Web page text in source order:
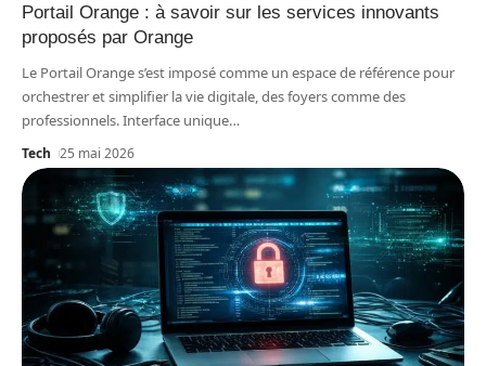
Portail Orange : à savoir sur les services innovants
proposés par Orange
Le Portail Orange s’est imposé comme un espace de référence pour
orchestrer et simplifier la vie digitale, des foyers comme des
professionnels. Interface unique…
Tech 25 mai 2026